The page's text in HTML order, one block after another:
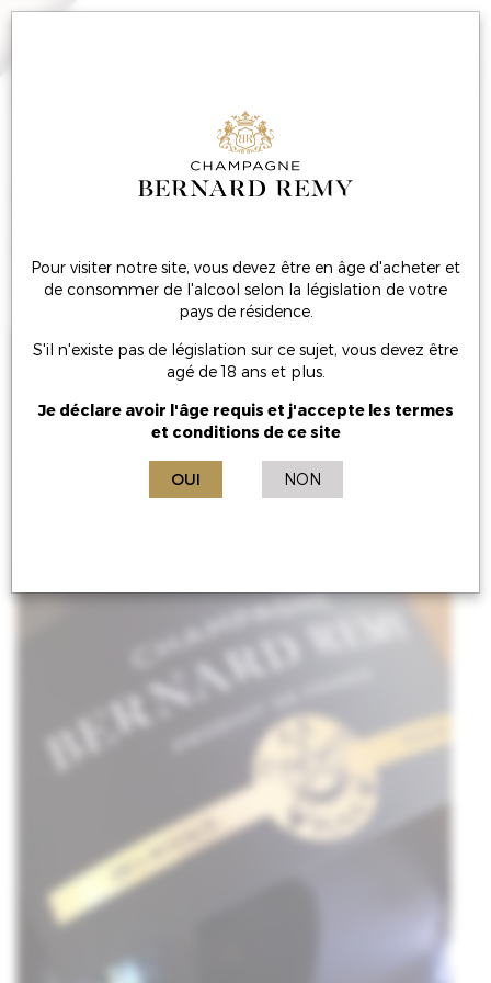
68e régiment
d'artillerie
Pour visiter notre site, vous devez être en âge d'acheter et
de consommer de l'alcool selon la législation de votre
pays de résidence.
S'il n'existe pas de législation sur ce sujet, vous devez être
agé de 18 ans et plus.
Je déclare avoir l'âge requis et j'accepte les termes
et conditions de ce site
OUI NON